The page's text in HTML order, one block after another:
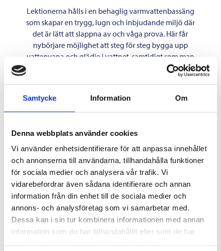
Samtycke Information Om
Denna webbplats använder cookies
Vi använder enhetsidentifierare för att anpassa innehållet
och annonserna till användarna, tillhandahålla funktioner
för sociala medier och analysera vår trafik. Vi
vidarebefordrar även sådana identifierare och annan
information från din enhet till de sociala medier och
annons- och analysföretag som vi samarbetar med.
Dessa kan i sin tur kombinera informationen med annan
information som du har tillhandahållit eller som de har
Lektionerna hålls i en behaglig varmvattenbassäng
som skapar en trygg, lugn och inbjudande miljö där
det är lätt att slappna av och våga prova. Här får
nybörjare möjlighet att steg för steg bygga upp
vattenvana och glädje i vattnet, samtidigt som man
stöd och pepp hela vägen, från de första simtagen till
att kunna simma självständigt. Fokus ligger på att
stolta och glada över era framsteg.
Nyfiken på att börja?
Mejla oss påinfo@aquabarn.seså återkommer vi
med förslag på lediga tider.
Varmt välkommen till oss!